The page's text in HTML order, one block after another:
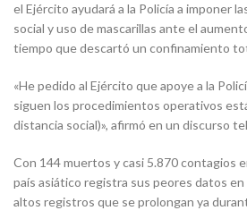
el Ejército ayudará a la Policía a imponer
social y uso de mascarillas ante el
tiempo que descartó un confinamiento
«He pedido al Ejército que apoye a la
siguen los procedimientos operativos
distancia social)», afirmó en un discurso
Con 144 muertos y casi 5.870 contagios
país asiático registra sus peores datos en
altos registros que se prolongan ya